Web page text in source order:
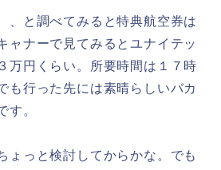
、と調べてみると特典航空券は
ャナーで見てみるとユナイテッ
万円くらい。所要時間は１７時
も行った先には素晴らしいバカ
す。
ょっと検討してからかな。でも